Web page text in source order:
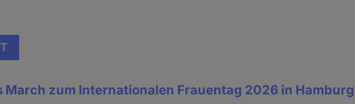
March zum Internationalen Frauentag 2026 in Hamburg